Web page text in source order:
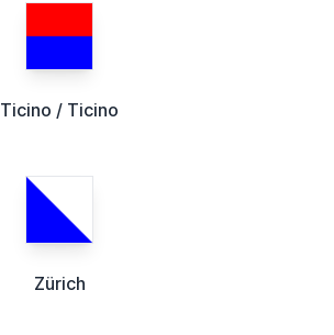
Ticino / Ticino
Zürich